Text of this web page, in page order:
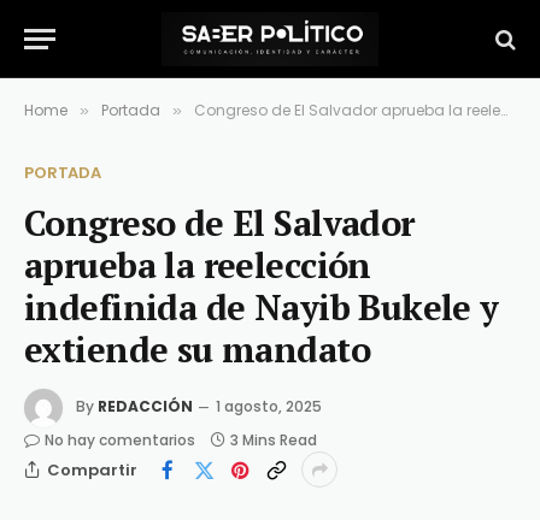
Home » Portada » Congreso de El Salvador aprueba la reelección indefinida de Nayib Bukele y extiende su mandato
PORTADA
Congreso de El Salvador
aprueba la reelección
indefinida de Nayib Bukele y
extiende su mandato
By REDACCIÓN
1 agosto, 2025
No hay comentarios
3 Mins Read
Compartir